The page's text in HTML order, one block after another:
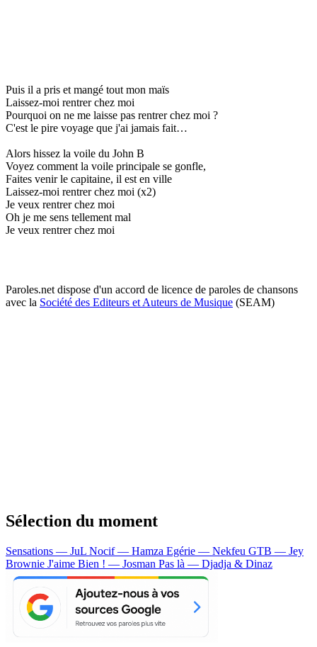
Puis il a pris et mangé tout mon maïs
Laissez-moi rentrer chez moi
Pourquoi on ne me laisse pas rentrer chez moi ?
C'est le pire voyage que j'ai jamais fait…
Alors hissez la voile du John B
Voyez comment la voile principale se gonfle,
Faites venir le capitaine, il est en ville
Laissez-moi rentrer chez moi (x2)
Je veux rentrer chez moi
Oh je me sens tellement mal
Je veux rentrer chez moi
Paroles.net dispose d'un accord de licence de paroles de chansons
avec la Société des Editeurs et Auteurs de Musique (SEAM)
Sélection du moment
Sensations — JuL Nocif — Hamza Egérie — Nekfeu GTB — Jey
Brownie J'aime Bien ! — Josman Pas là — Djadja & Dinaz